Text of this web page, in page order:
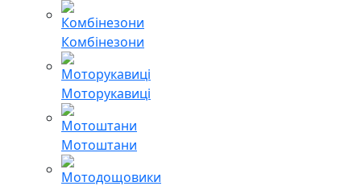
Комбінезони
Моторукавиці
Мотоштани